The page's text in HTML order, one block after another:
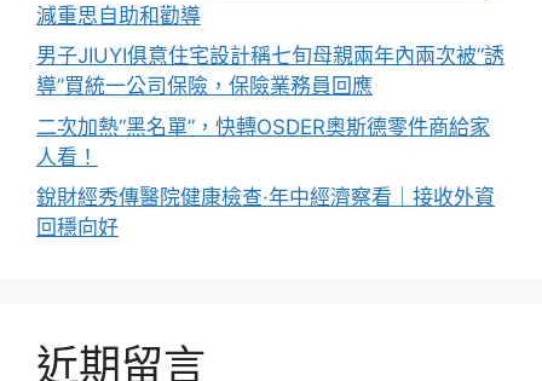
減重思自助和勸導
男子JIUYI俱意住宅設計稱七旬母親兩年內兩次被“誘
導”買統一公司保險，保險業務員回應
二次加熱“黑名單”，快轉OSDER奧斯德零件商給家
人看！
銳財經秀傳醫院健康檢查·年中經濟察看｜接收外資
回穩向好
近期留言